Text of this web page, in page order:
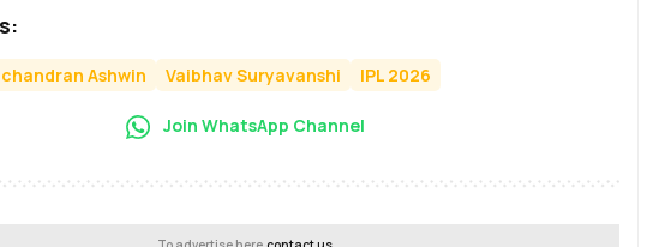
Ashwin Vaibhav Suryavanshi IPL 2026
Join WhatsApp Channel